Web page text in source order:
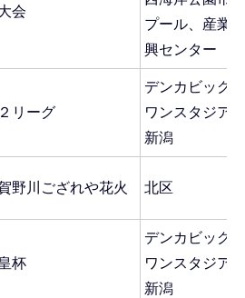
会
プール、産業振
興センター
２リーグ
デンカビッグス
ワンスタジアム
新潟
野川ござれや花火 北区
杯
デンカビッグス
ワンスタジアム
新潟